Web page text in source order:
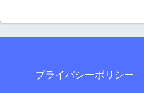
プライバシーポリシー